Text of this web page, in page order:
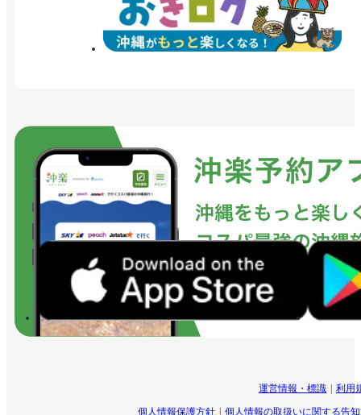
運営情報・標識 利用
個人情報保護方針 個人情報の取扱いに関する告